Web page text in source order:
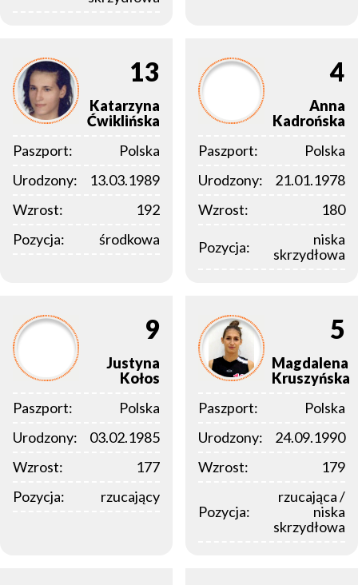
13
Katarzyna
Ćwiklińska
Paszport:
Polska
Urodzony:
13.03.1989
Wzrost:
192
Pozycja:
środkowa
4
Anna
Kadrońska
Paszport:
Polska
Urodzony:
21.01.1978
Wzrost:
180
Pozycja:
niska
skrzydłowa
9
Justyna
Kołos
Paszport:
Polska
Urodzony:
03.02.1985
Wzrost:
177
Pozycja:
rzucający
5
Magdalena
Kruszyńska
Paszport:
Polska
Urodzony:
24.09.1990
Wzrost:
179
Pozycja:
rzucająca /
niska
skrzydłowa